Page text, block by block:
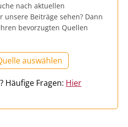
nach aktuellen
unsere Beiträge sehen? Dann
bevorzugten Quellen
auswählen
Häufige Fragen: Hier